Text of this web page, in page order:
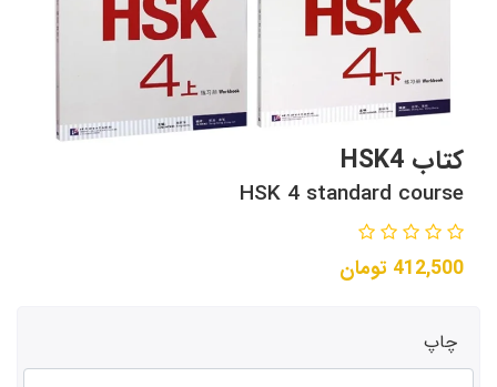
کتاب HSK4
HSK 4 standard course
412,500 تومان
چاپ